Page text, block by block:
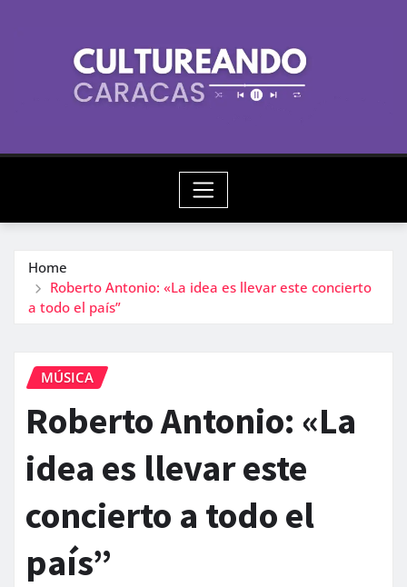
Home
Roberto Antonio: «La idea es llevar este concierto
a todo el país”
MÚSICA
Roberto Antonio: «La
idea es llevar este
concierto a todo el
país”